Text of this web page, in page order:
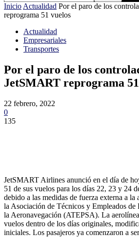
Inicio Actualidad Por el paro de los
reprograma 51 vuelos
Actualidad
Empresariales
Transportes
Por el paro de los
JetSMART reprograma
22 febrero, 2022
0
135
JetSMART Airlines anunció en el día de
51 de sus vuelos para los días 22, 23 y 24
debido a las medidas de fuerza externa a la
la Asociación de Técnicos y Empleados de
la Aeronavegación (ATEPSA). La
vuelos dentro de los días originales,
iniciales. Los pasajeros ya comenzaron a